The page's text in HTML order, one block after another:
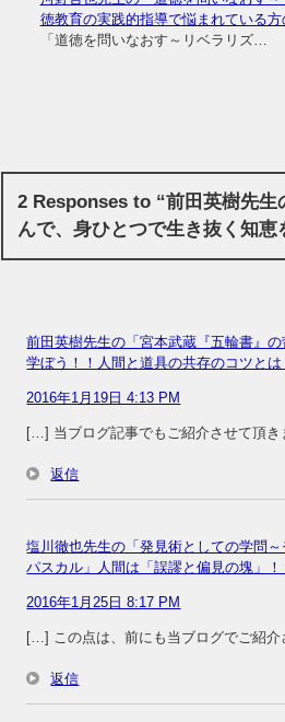
徳教育の実践的指導で悩まれている方
「道徳を問いなおす～リベラリズ…
2 Responses to “前田英樹先生
んで、身ひとつで生き抜く知恵
前田英樹先生の「宮本武蔵『五輪書』
学ぼう！！人間と道具の共存のコツと
2016年1月19日 4:13 PM
[…] 当ブログ記事でもご紹介させて頂
返信
塩川徹也先生の「発見術としての学問～
パスカル」人間は「誤謬と偏見の塊」
2016年1月25日 8:17 PM
[…] この点は、前にも当ブログでご紹
返信